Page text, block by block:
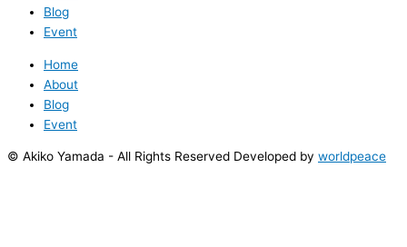
Blog
Event
Home
About
Blog
Event
© Akiko Yamada - All Rights Reserved Developed by worldpeace